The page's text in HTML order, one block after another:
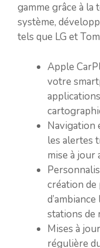
gamme grâce à la
système,
tels que LG et
Apple
votre
Navigation
les alertes
mise à jour
création
stations de
Mises à
régulière